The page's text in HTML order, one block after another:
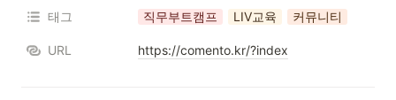
태그 직무부트캠프 LIV교육 커뮤니티
URL https://comento.kr/?index